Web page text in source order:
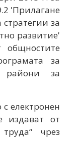
'Прилагане
за
развитие'
за
райони за
електронен
издават от
чрез